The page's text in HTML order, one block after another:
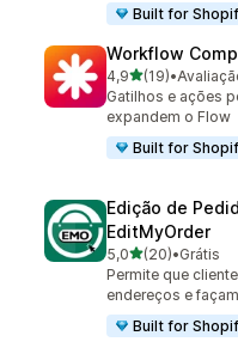
Built for
Workflow
4,9de 5 estrelas
(19)
19 avaliações ao
•
Gatilhos e ações
expandem o Flow
Built for
Edição de
EditMyOrder
5,0de 5 estrelas
(20)
20 avaliações ao
•Grátis
Permite que
endereços e
Built for